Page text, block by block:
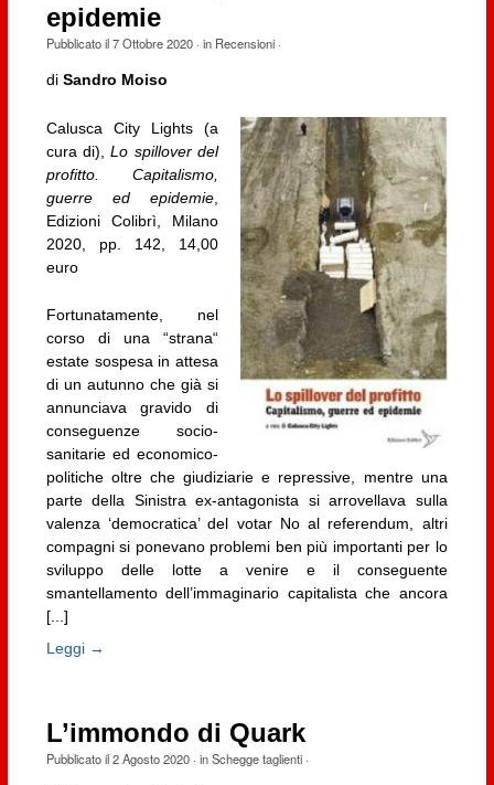
epidemie
Pubblicato il7 Ottobre 2020· in Recensioni·
di Sandro Moiso
Calusca City Lights (a
cura di),Lo spillover del
profitto. Capitalismo,
guerre ed epidemie
Edizioni Colibrì, Milano
2020, pp. 142, 14,00
euro
Fortunatamente, nel
corso di una “strana“
estate sospesa in attesa
di un autunno che già si
annunciava gravido di
conseguenze socio-
sanitarie ed economico-
politiche oltre che giudiziarie e repressive, mentre una
parte della Sinistra ex-antagonista si arrovellava sulla
valenza ‘democratica’ del votar No al referendum, altri
compagni si ponevano problemi ben più importanti per lo
sviluppo delle lotte a venire e il conseguente
smantellamento dell’immaginario capitalista che ancora
[...]
Leggi →
L’immondo di Quark
Pubblicato il2 Agosto 2020· inSchegge taglienti·